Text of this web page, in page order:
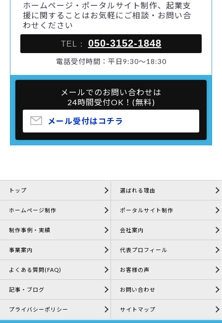
ホームページ・ポータルサイト制作、起業支
援に関することはお気軽にご相談・お問い合
わせください
TEL： 050-3152-1848
電話受付時間：平日9:30～18:30
メールでのお問い合わせは
24時間受付OK！(無料)
メール受付はコチラ
トップ 選ばれる理由
ホームページ制作 ポータルサイト制作
制作事例・実績 会社案内
事業案内 代表プロフィール
よくある質問(FAQ) お客様の声
記事・ブログ お問い合わせ
プライバシーポリシー サイトマップ